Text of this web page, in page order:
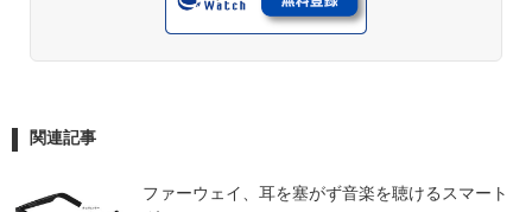
関連記事
ファーウェイ、耳を塞がず音楽を聴けるスマート